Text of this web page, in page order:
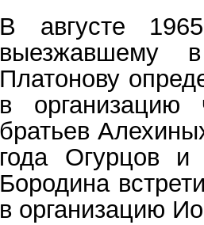
В августе
выезжавшему
Платонову
в организацию
братьев
года Огурцов и
Бородина
в организацию